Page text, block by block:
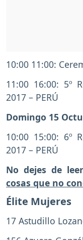
10:00 11:00:
11:00 16:00: 5º
2017 – PERÚ
Domingo 15
10:00 15:00: 6º
2017 – PERÚ
No dejes de
cosas que no
Élite Mujeres
17 Astudillo